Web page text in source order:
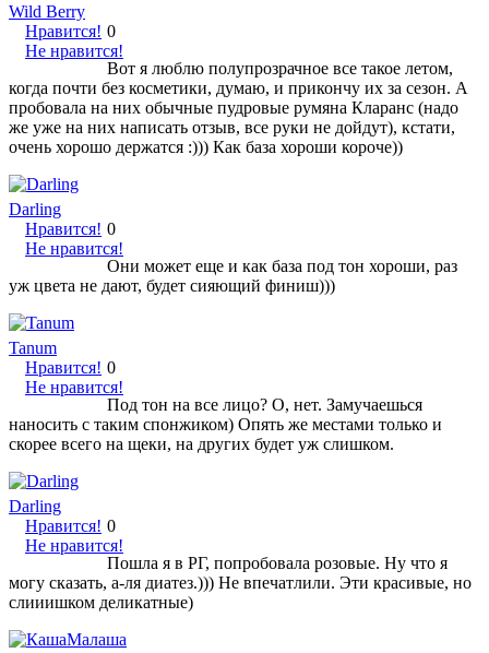
Wild Berry
Нравится!
Не нравится!
0
Вот я люблю полупрозрачное все такое летом,
когда почти без косметики, думаю, и прикончу их за сезон. А
пробовала на них обычные пудровые румяна Кларанс (надо
же уже на них написать отзыв, все руки не дойдут), кстати,
очень хорошо держатся :))) Как база хороши короче))
Darling
Нравится!
Не нравится!
0
Они может еще и как база под тон хороши, раз
уж цвета не дают, будет сияющий финиш)))
Tanum
Нравится!
Не нравится!
0
Под тон на все лицо? О, нет. Замучаешься
наносить с таким спонжиком) Опять же местами только и
скорее всего на щеки, на других будет уж слишком.
Darling
Нравится!
Не нравится!
0
Пошла я в РГ, попробовала розовые. Ну что я
могу сказать, а-ля диатез.))) Не впечатлили. Эти красивые, но
слииишком деликатные)